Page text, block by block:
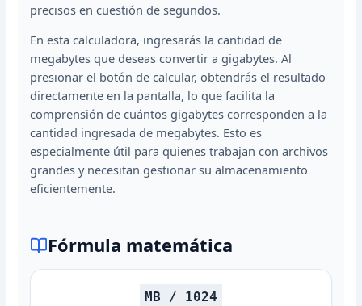
precisos en cuestión de segundos.
En esta calculadora, ingresarás la cantidad de
megabytes que deseas convertir a gigabytes. Al
presionar el botón de calcular, obtendrás el resultado
directamente en la pantalla, lo que facilita la
comprensión de cuántos gigabytes corresponden a la
cantidad ingresada de megabytes. Esto es
especialmente útil para quienes trabajan con archivos
grandes y necesitan gestionar su almacenamiento
eficientemente.
Fórmula matemática
MB / 1024